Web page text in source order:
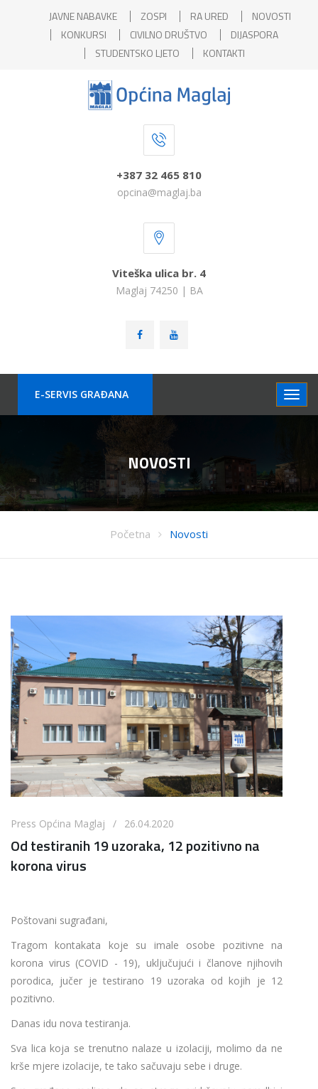
JAVNE NABAVKE ZOSPI RA URED
NOVOSTI
KONKURSI
CIVILNO DRUŠTVO
DIJASPORA
STUDENTSKO LJETO
KONTAKTI
+387 32 465 810
opcina@maglaj.ba
Viteška ulica br. 4
Maglaj 74250 | BA
E-SERVIS GRAÐANA
NOVOSTI
Početna Novosti
Press Općina Maglaj / 26.04.2020
Od testiranih 19 uzoraka, 12 pozitivno na
korona virus
Poštovani sugrađani,
Tragom kontakata koje su imale osobe pozitivne na
korona virus (COVID - 19), uključujući i članove njihovih
porodica, jučer je testirano 19 uzoraka od kojih je 12
pozitivno.
Danas idu nova testiranja.
Sva lica koja se trenutno nalaze u izolaciji, molimo da ne
krše mjere izolacije, te tako sačuvaju sebe i druge.